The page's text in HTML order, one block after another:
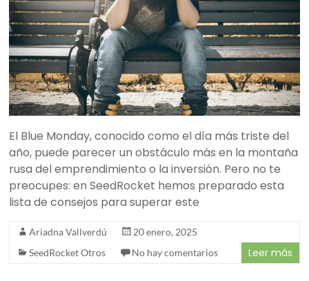
El Blue Monday, conocido como el día más triste del
año, puede parecer un obstáculo más en la montaña
rusa del emprendimiento o la inversión. Pero no te
preocupes: en SeedRocket hemos preparado esta
lista de consejos para superar este
Ariadna Vallverdú
20 enero, 2025
SeedRocket Otros
No hay comentarios Leer más